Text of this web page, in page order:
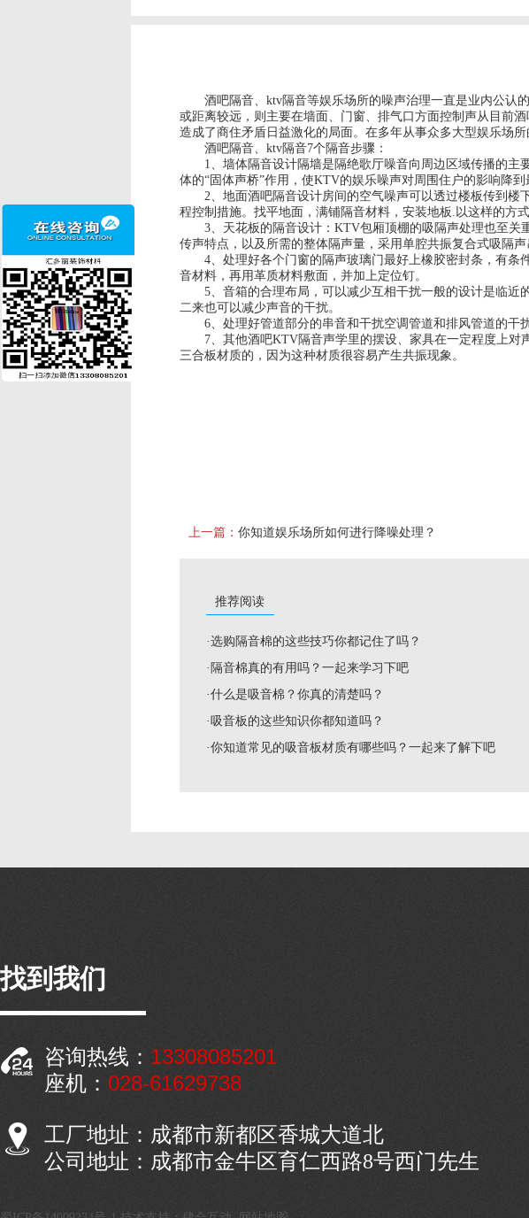
酒吧隔音、 ktv隔音等娱乐场所的噪声治理一直是业内公认
或距离较远，则主要在墙面、门窗、排气口方面控制声从目前
造成了商住矛盾日益激化的局面。在多年从事众多大型娱乐场
酒吧隔音、ktv隔音7个隔音步骤：
1、墙体隔音设计隔墙是隔绝歌厅噪音向周边区域传播的主
体的“固体声桥”作用，使KTV的娱乐噪声对周围住户的影响降到
2、地面酒吧隔音设计房间的空气噪声可以透过楼板传到楼
程控制措施。找平地面，满铺隔音材料，安装地板.以这样的方
3、天花板的隔音设计：KTV包厢顶棚的吸隔声处理也至关
传声特点，以及所需的整体隔声量，采用单腔共振复合式吸隔声
4、处理好各个门窗的隔声玻璃门最好上橡胶密封条，有条
音材料，再用革质材料敷面，并加上定位钉。
5、音箱的合理布局，可以减少互相干扰一般的设计是临近
二来也可以减少声音的干扰。
6、处理好管道部分的串音和干扰空调管道和排风管道的干
7、其他酒吧KTV隔音声学里的摆设、家具在一定程度上对
三合板材质的，因为这种材质很容易产生共振现象。
上一篇： 你知道娱乐场所如何进行降噪处理？
推荐阅读
·选购隔音棉的这些技巧你都记住了吗？
·隔音棉真的有用吗？一起来学习下吧
·什么是吸音棉？你真的清楚吗？
·吸音板的这些知识你都知道吗？
·你知道常见的吸音板材质有哪些吗？一起来了解下吧
找到我们
咨询热线： 13308085201
座机： 028-61629738
工厂地址：成都市新都区香城大道北
公司地址：成都市金牛区育仁西路8号西门先生